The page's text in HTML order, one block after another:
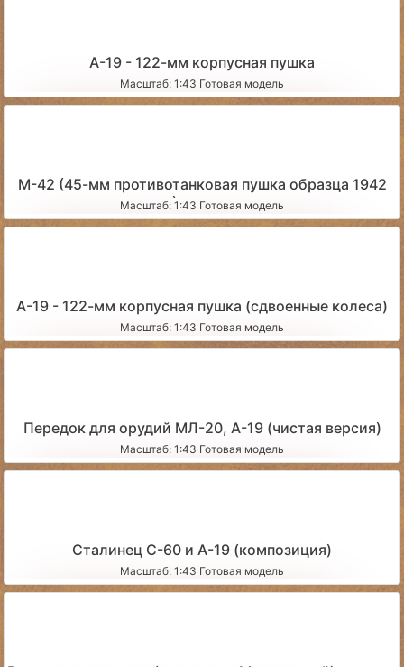
А-19 - 122-мм корпусная пушка
Масштаб: 1:43 Готовая модель
М-42 (45-мм противотанковая пушка образца 1942
года) запыленная
Масштаб: 1:43 Готовая модель
А-19 - 122-мм корпусная пушка (сдвоенные колеса)
Масштаб: 1:43 Готовая модель
Передок для орудий МЛ-20, А-19 (чистая версия)
Масштаб: 1:43 Готовая модель
Сталинец С-60 и А-19 (композиция)
Масштаб: 1:43 Готовая модель